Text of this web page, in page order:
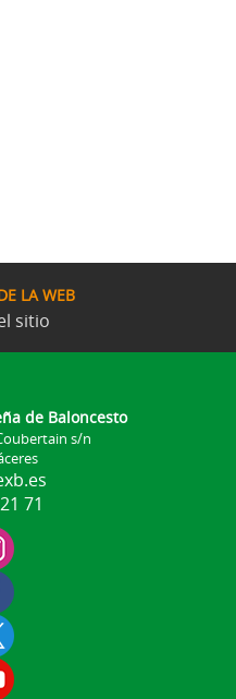
LA WEB
sitio
de Baloncesto
s/n
71